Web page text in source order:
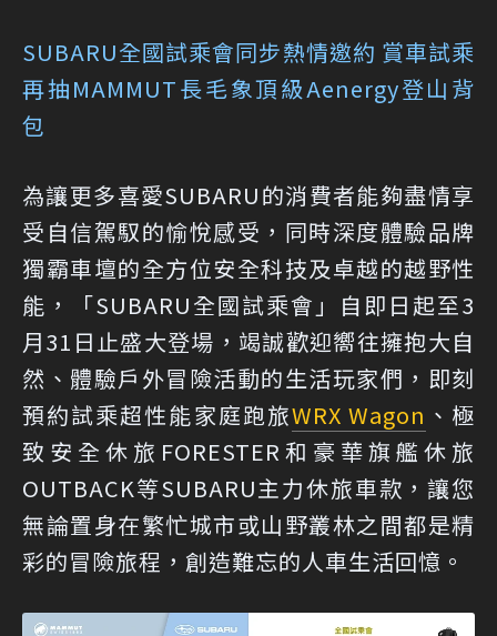
SUBARU全國試乘會同步熱情邀約 賞車試乘
再抽MAMMUT長毛象頂級Aenergy登山背
包
為讓更多喜愛SUBARU的消費者能夠盡情享
受自信駕馭的愉悅感受，同時深度體驗品牌
獨霸車壇的全方位安全科技及卓越的越野性
能，「SUBARU全國試乘會」自即日起至3
月31日止盛大登場，竭誠歡迎嚮往擁抱大自
然、體驗戶外冒險活動的生活玩家們，即刻
預約試乘超性能家庭跑旅WRX Wagon 、極
致安全休旅FORESTER和豪華旗艦休旅
OUTBACK等SUBARU主力休旅車款，讓您
無論置身在繁忙城市或山野叢林之間都是精
彩的冒險旅程，創造難忘的人車生活回憶。